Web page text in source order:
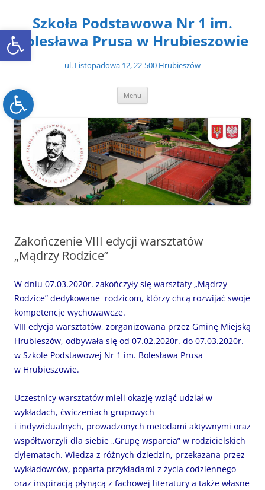
Open toolbar
Open toolbar
treściSzkoła Podstawowa Nr 1 im.
Bolesława Prusa w Hrubieszowie
ul. Listopadowa 12, 22-500 Hrubieszów
Menu
Zakończenie VIII edycji warsztatów
„Mądrzy Rodzice”
W dniu 07.03.2020r. zakończyły się warsztaty „Mądrzy
Rodzice” dedykowane rodzicom, którzy chcą rozwijać swoje
kompetencje wychowawcze.
VIII edycja warsztatów, zorganizowana przez Gminę Miejską
Hrubieszów, odbywała się od 07.02.2020r. do 07.03.2020r.
w Szkole Podstawowej Nr 1 im. Bolesława Prusa
w Hrubieszowie.
Uczestnicy warsztatów mieli okazję wziąć udział w
wykładach, ćwiczeniach grupowych
i indywidualnych, prowadzonych metodami aktywnymi oraz
współtworzyli dla siebie „Grupę wsparcia” w rodzicielskich
dylematach. Wiedza z różnych dziedzin, przekazana przez
wykładowców, poparta przykładami z życia codziennego
oraz inspiracją płynącą z fachowej literatury a także własne